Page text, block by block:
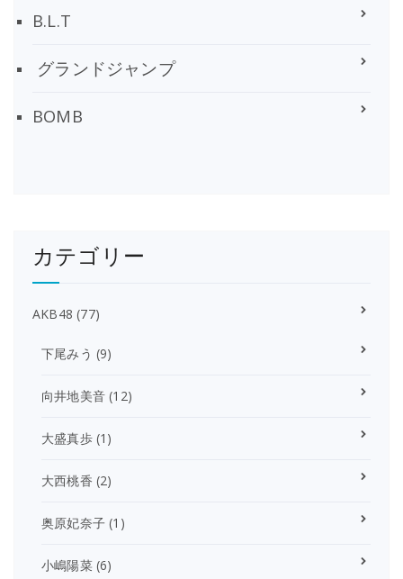
B.L.T
グランドジャンプ
BOMB
カテゴリー
AKB48 (77)
下尾みう (9)
向井地美音 (12)
大盛真歩(1)
大西桃香 (2)
奥原妃奈子 (1)
小嶋陽菜(6)